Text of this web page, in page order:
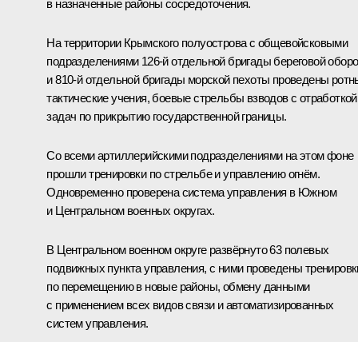
в назначенные районы сосредоточения.
На территории Крымского полуострова с общевойсковыми
подразделениями 126‑й отдельной бригады береговой
и 810‑й отдельной бригады морской пехоты проведены
тактические учения, боевые стрельбы взводов с отработкой
задач по прикрытию государственной границы.
Со всеми артиллерийскими подразделениями на этом фоне
прошли тренировки по стрельбе и управлению огнём.
Одновременно проверена система управления в Южном
и Центральном военных округах.
В Центральном военном округе развёрнуто 63 полевых
подвижных пункта управления, с ними проведены
по перемещению в новые районы, обмену данными
с применением всех видов связи и автоматизированных
систем управления.